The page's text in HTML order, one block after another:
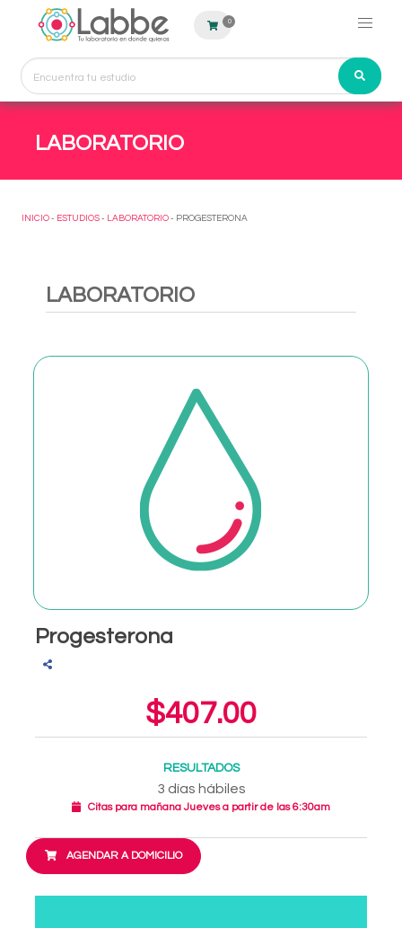
0
LABORATORIO
INICIO - ESTUDIOS - LABORATORIO - PROGESTERONA
LABORATORIO
Progesterona
$407.00
RESULTADOS
3 días hábiles
Citas para mañana Jueves a partir de las 6:30am
AGENDAR A DOMICILIO